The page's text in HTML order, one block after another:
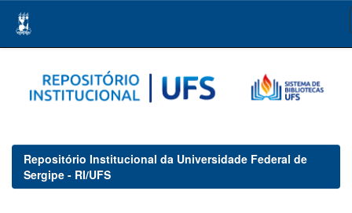
navigation
Repositório Institucional da Universidade Federal de
Sergipe - RI/UFS